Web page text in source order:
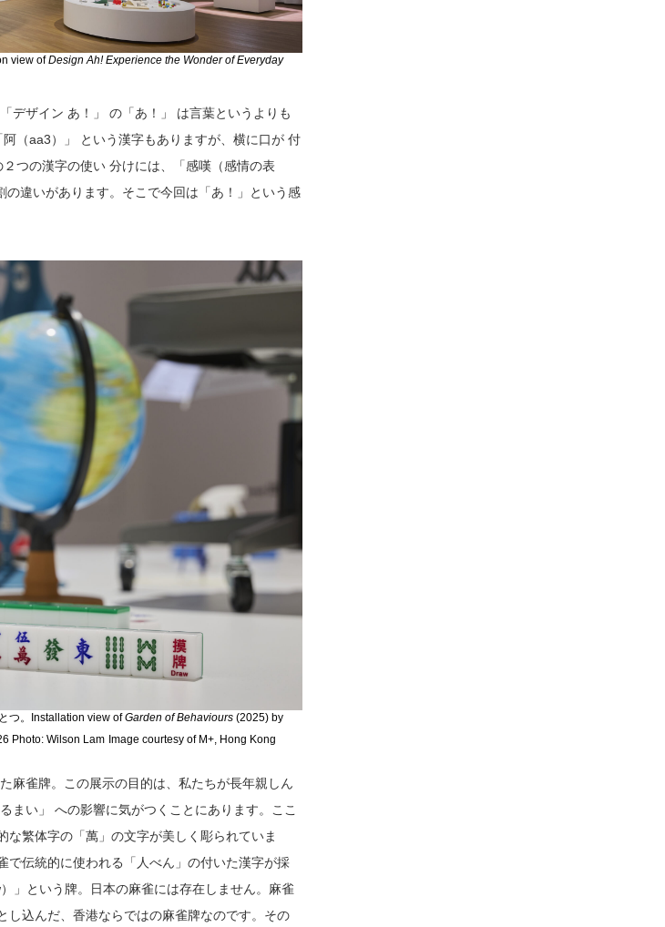
view ofDesign Ah! Experience the Wonder of Everyday
デザイン あ！」 の「あ！」 は言葉というよりも
（aa3）」 という漢字もありますが、横に口が 付
つの漢字の使い 分けには、「感嘆（感情の表
違いがあります。そこで今回は「あ！」という感
つ。Installation view ofGarden of Behaviours(2025) by
Photo: Wilson Lam Image courtesy of M+, Hong Kong
麻雀牌。この展示の目的は、私たちが長年親しん
まい」 への影響に気がつくことにあります。ここ
繁体字の「萬」の文字が美しく彫られていま
で伝統的に使われる「人べん」の付いた漢字が採
」という牌。日本の麻雀には存在しません。麻雀
し込んだ、香港ならではの麻雀牌なのです。その